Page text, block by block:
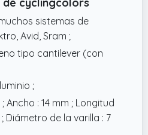
sistemas de
Avid, Sram ;
tipo cantilever (con
;
: 14 mm ; Longitud
Diámetro de la varilla : 7